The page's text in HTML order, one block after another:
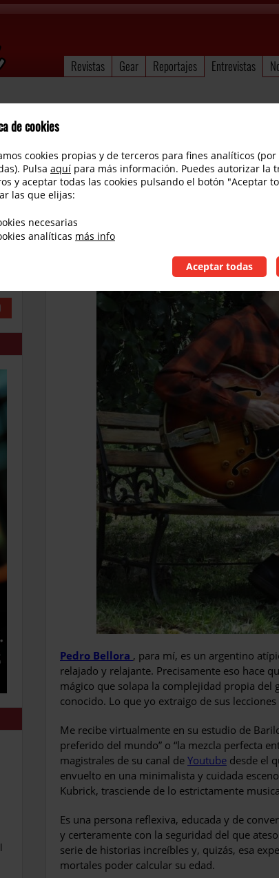
Revistas Gear Reportajes Entrevistas
Pedro Bellora entrevista
Pedro Bellora , para mí, es un argentino
relajado y relajante. Precisamente eso hace
mágico que solapa la complejidad propia
conocido. Lo que yo extraigo de sus
Me recibe virtualmente en su estudio de
preferido del mundo” o “la mezcla perfecta
magistrales de su canal de Youtube desde el
envuelto en una minimalista y cuidada
Kubrick, trasciende de lo estrictamente
Es una persona reflexiva, educada y de
y certeramente con la seguridad del que
serie de historias increíbles y, quizás, esa
mortales poder calcular su edad.
de cookies
cookies propias y de terceros para fines analíticos
Pulsa aquí para más información. Puedes autorizar la
y aceptar todas las cookies pulsando el botón "Aceptar
las que elijas:
necesarias
analíticas más info
Aceptar todas